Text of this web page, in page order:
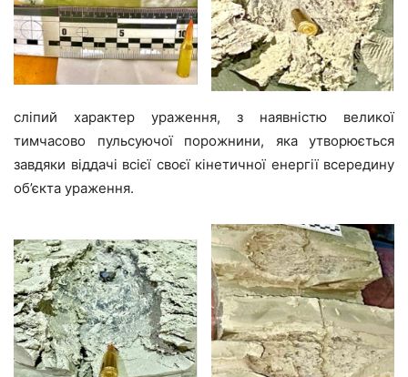
сліпий характер ураження, з наявністю великої
тимчасово пульсуючої порожнини, яка утворюється
завдяки віддачі всієї своєї кінетичної енергії всередину
об’єкта ураження.